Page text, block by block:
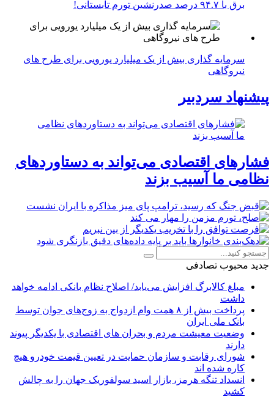
برق با ۹۴.۷ درصد صدرنشین تورم تابستانی!
سرمایه گذاری بیش از یک میلیارد یورویی برای طرح های
نیروگاهی
پیشنهاد سردبیر
فشارهای اقتصادی می‌تواند به دستاوردهای
نظامی ما آسیب بزند
جدید محبوب تصادفی
مبلغ کالابرگ افزایش می‌یابد/ اصلاح نظام بانکی ادامه خواهد
داشت
پرداخت بیش از ۸ همت وام ازدواج به زوج‌های جوان توسط
بانک ملی ایران
وضعیت معیشت مردم و بحران های اقتصادی با یکدیگر پیوند
دارند
شورای رقابت و سازمان حمایت در تعیین قیمت خودرو هیچ
کاره شده اند
انسداد تنگه هرمز، بازار اسید سولفوریک جهان را به چالش
کشید